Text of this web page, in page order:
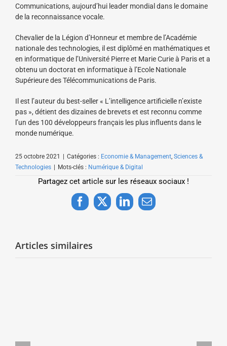
Communications, aujourd’hui leader mondial dans le domaine
de la reconnaissance vocale.
Chevalier de la Légion d’Honneur et membre de l’Académie
nationale des technologies, il est diplômé en mathématiques et
en informatique de l’Université Pierre et Marie Curie à Paris et a
obtenu un doctorat en informatique à l’Ecole Nationale
Supérieure des Télécommunications de Paris.
Il est l’auteur du best-seller « L’intelligence artificielle n’existe
pas », détient des dizaines de brevets et est reconnu comme
l’un des 100 développeurs français les plus influents dans le
monde numérique.
25 octobre 2021 Catégories : Economie & Management, Sciences &
Technologies
Mots-clés : Numérique & Digital
Partagez cet article sur les réseaux sociaux !
Facebook
X LinkedInEmail
Articles similaires